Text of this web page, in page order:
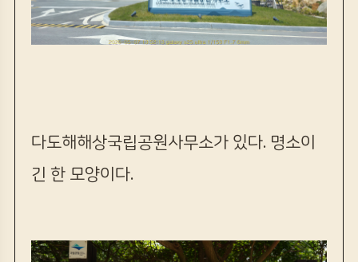
다도해해상국립공원사무소가 있다. 명소이
긴 한 모양이다.